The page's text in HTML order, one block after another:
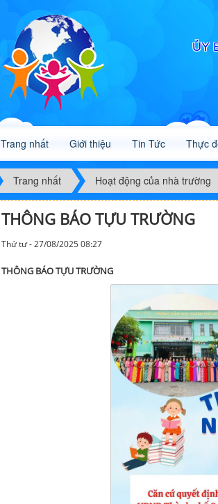
ỦY
Trang nhất Giới thiệu Tin Tức Thực
Trang nhất Hoạt động của nhà trường
THÔNG BÁO TỰU TRƯỜNG
Thứ tư - 27/08/2025 08:27
THÔNG BÁO TỰU TRƯỜNG